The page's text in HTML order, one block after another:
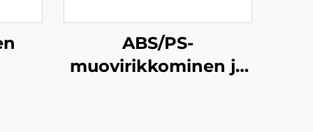
ABS/PS-
muovirikkominen ja